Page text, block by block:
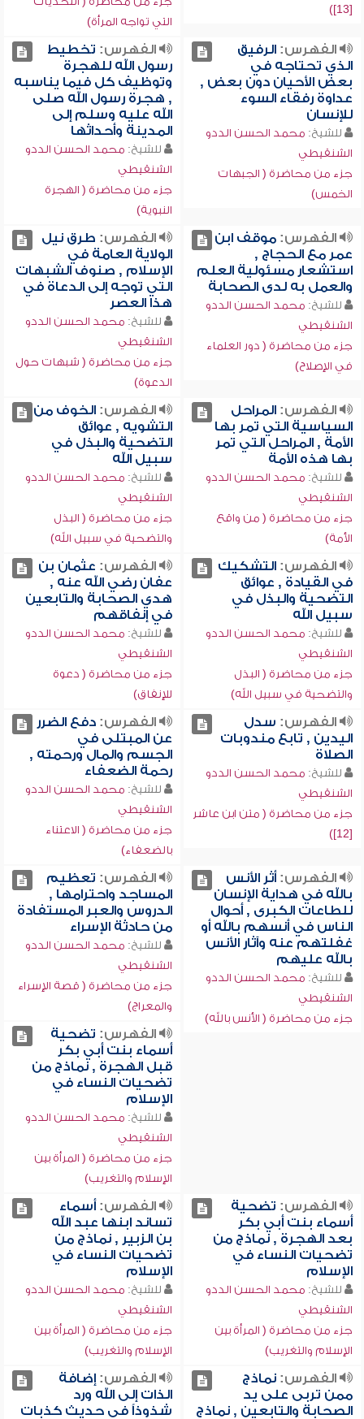
[13])
التي تواجه المرأة)
الفهرس:الرفيق
الذي تحتاجه في
بعض الأحيان دون بعض ,
عداوة رفقاء السوء
للإنسان
للشيخ: محمد الحسن الددو
الشنقيطي
جزء من محاضرة ( الجبهات
الخمس)
الفهرس: تخطيط
رسول الله للهجرة
وتوظيف كل فيما يناسبه
, هجرة رسول الله صلى
الله عليه وسلم إلى
المدينة وأحداثها
للشيخ: محمد الحسن الددو
الشنقيطي
جزء من محاضرة ( الهجرة
النبوية)
الفهرس:موقف ابن
عمر مع الحجاج ,
استشعار مسئولية العلم
والعمل به لدى الصحابة
للشيخ: محمد الحسن الددو
الشنقيطي
جزء من محاضرة ( دور العلماء
في الإصلاح)
الفهرس: طرق نيل
الولاية العامة في
الإسلام , صنوف الشبهات
التي توجه إلى الدعاة في
هذا العصر
للشيخ: محمد الحسن الددو
الشنقيطي
جزء من محاضرة ( شبهات حول
الدعوة)
الفهرس:المراحل
السياسية التي تمر بها
الأمة , المراحل التي تمر
بها هذه الأمة
للشيخ: محمد الحسن الددو
الشنقيطي
جزء من محاضرة ( من واقع
الأمة)
الفهرس:الخوف من
التشويه , عوائق
التضحية والبذل في
سبيل الله
للشيخ: محمد الحسن الددو
الشنقيطي
جزء من محاضرة ( البذل
والتضحية في سبيل الله)
الفهرس:التشكيك
في القيادة , عوائق
التضحية والبذل في
سبيل الله
للشيخ: محمد الحسن الددو
الشنقيطي
جزء من محاضرة ( البذل
والتضحية في سبيل الله)
الفهرس: عثمان بن
عفان رضي الله عنه ,
هدي الصحابة والتابعين
في إنفاقهم
للشيخ: محمد الحسن الددو
الشنقيطي
جزء من محاضرة ( دعوة
للإنفاق)
الفهرس: سدل
اليدين , تابع مندوبات
الصلاة
للشيخ: محمد الحسن الددو
الشنقيطي
جزء من محاضرة ( متن ابن عاشر
[12])
الفهرس:دفع الضرر
عن المبتلى في
الجسم والمال ورحمته ,
رحمة الضعفاء
للشيخ: محمد الحسن الددو
الشنقيطي
جزء من محاضرة ( الاعتناء
بالضعفاء)
الفهرس:أثر الأنس
بالله في هداية الإنسان
للطاعات الكبرى , أحوال
الناس في أنسهم بالله أو
غفلتهم عنه وآثار الأنس
بالله عليهم
للشيخ: محمد الحسن الددو
الشنقيطي
جزء من محاضرة ( الأنس بالله)
الفهرس: تعظيم
المساجد واحترامها ,
الدروس والعبر المستفادة
من حادثة الإسراء
للشيخ: محمد الحسن الددو
الشنقيطي
جزء من محاضرة ( قصة الإسراء
والمعراج)
الفهرس: تضحية
أسماء بنت أبي بكر
قبل الهجرة , نماذج من
تضحيات النساء في
الإسلام
للشيخ: محمد الحسن الددو
الشنقيطي
جزء من محاضرة ( المرأة بين
الإسلام والتغريب)
الفهرس: تضحية
أسماء بنت أبي بكر
بعد الهجرة , نماذج من
تضحيات النساء في
الإسلام
للشيخ: محمد الحسن الددو
الشنقيطي
جزء من محاضرة ( المرأة بين
الإسلام والتغريب)
الفهرس:أسماء
تساند ابنها عبد الله
بن الزبير , نماذج من
تضحيات النساء في
الإسلام
للشيخ: محمد الحسن الددو
الشنقيطي
جزء من محاضرة ( المرأة بين
الإسلام والتغريب)
الفهرس:نماذج
ممن تربى على يد
الصحابة والتابعين , نماذج
الفهرس:إضافة
الذات إلى الله ورد
شذوذاً في حديث كذبات